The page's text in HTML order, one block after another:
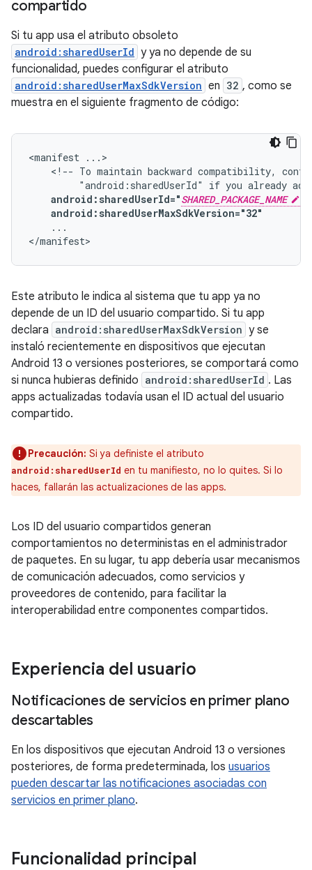
compartido
Si tu app usa el atributo obsoleto
android:sharedUserId y ya no depende de su
funcionalidad, puedes configurar el atributo
android:sharedUserMaxSdkVersion en 32 , como se
muestra en el siguiente fragmento de código:
<manifest
<!-- To maintain backward compatibility,
"android:sharedUserId"
if you already
android:sharedUserId="SHARED_PACKAGE_NAME
android:sharedUserMaxSdkVersion="32"
...
</manifest>
Este atributo le indica al sistema que tu app ya no
depende de un ID del usuario compartido. Si tu app
declara android:sharedUserMaxSdkVersion y se
instaló recientemente en dispositivos que ejecutan
Android 13 o versiones posteriores, se comportará como
si nunca hubieras definido android:sharedUserId . Las
apps actualizadas todavía usan el ID actual del usuario
compartido.
Precaución: Si ya definiste el atributo
android:sharedUserId en tu manifiesto, no lo quites. Si lo
haces, fallarán las actualizaciones de las apps.
Los ID del usuario compartidos generan
comportamientos no deterministas en el administrador
de paquetes. En su lugar, tu app debería usar mecanismos
de comunicación adecuados, como servicios y
proveedores de contenido, para facilitar la
interoperabilidad entre componentes compartidos.
Experiencia del usuario
Notificaciones de servicios en primer plano
descartables
En los dispositivos que ejecutan Android 13 o versiones
posteriores, de forma predeterminada, los usuarios
pueden descartar las notificaciones asociadas con
servicios en primer plano.
Funcionalidad principal